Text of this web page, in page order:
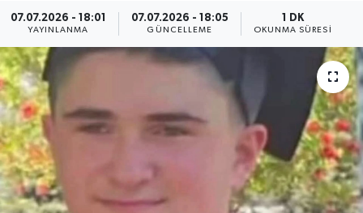
07.07.2026 - 18:01
YAYINLANMA
07.07.2026 - 18:05
GÜNCELLEME
1 DK
OKUNMA SÜRESI
Spor
Yaşam